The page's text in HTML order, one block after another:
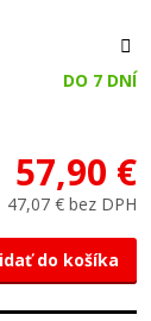
DO 7 DNÍ
57,90 €
47,07 € bez DPH
do košíka